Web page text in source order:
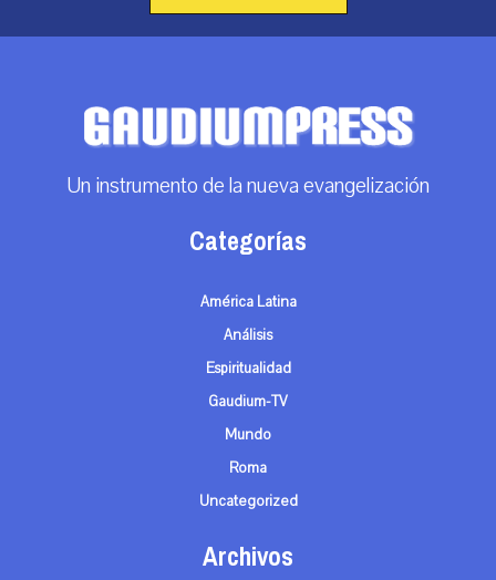
Un instrumento de la nueva evangelización
Categorías
América Latina
Análisis
Espiritualidad
Gaudium-TV
Mundo
Roma
Uncategorized
Archivos